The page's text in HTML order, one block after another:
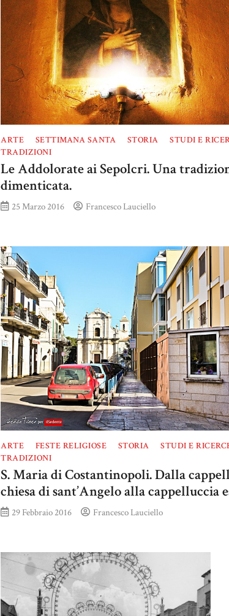
ARTE SETTIMANA SANTA STORIA
STUDI E
TRADIZIONI
Le Addolorate ai Sepolcri. Una
dimenticata.
25 Marzo 2016 Francesco Lauciello
ARTE FESTE RELIGIOSE STORIA
STUDI E
TRADIZIONI
S. Maria di Costantinopoli. Dalla
chiesa di sant’Angelo alla cappelluccia
29 Febbraio 2016 Francesco Lauciello